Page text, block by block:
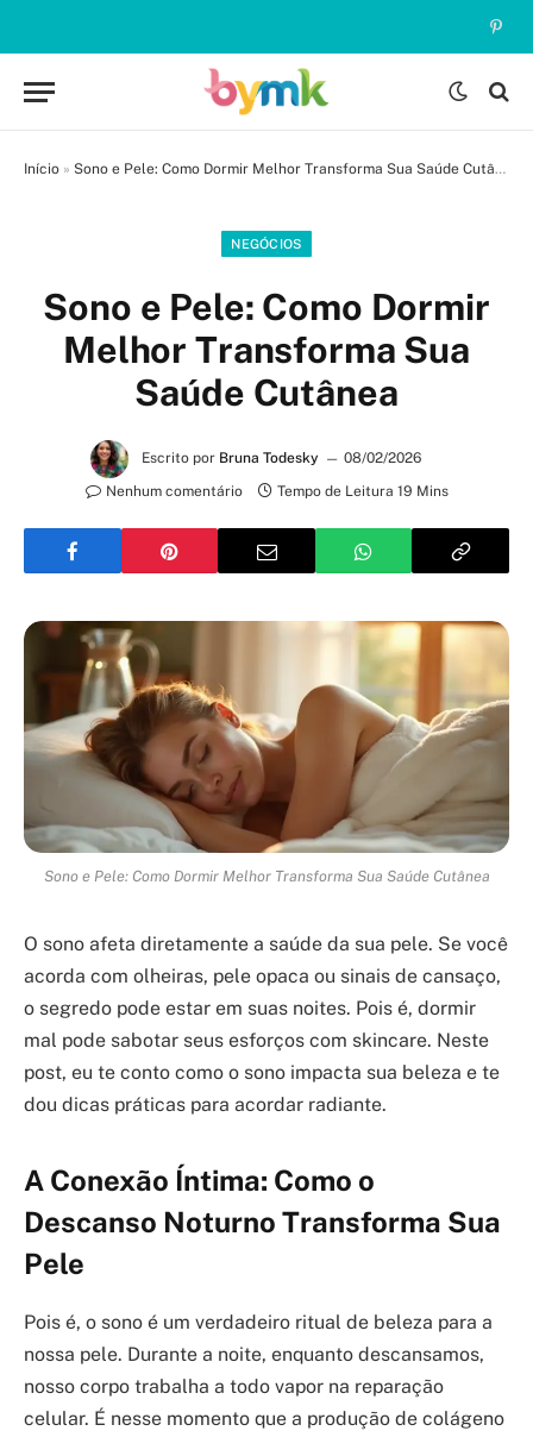
Início » Sono e Pele: Como Dormir Melhor Transforma Sua Saúde Cutânea
NEGÓCIOS
Sono e Pele: Como Dormir
Melhor Transforma Sua
Saúde Cutânea
Escrito por Bruna Todesky
08/02/2026
Nenhum comentário
Tempo de Leitura 19 Mins
Sono e Pele: Como Dormir Melhor Transforma Sua Saúde Cutânea
O sono afeta diretamente a saúde da sua pele. Se você
acorda com olheiras, pele opaca ou sinais de cansaço,
o segredo pode estar em suas noites. Pois é, dormir
mal pode sabotar seus esforços com skincare. Neste
post, eu te conto como o sono impacta sua beleza e te
dou dicas práticas para acordar radiante.
A Conexão Íntima: Como o
Descanso Noturno Transforma Sua
Pele
Pois é, o sono é um verdadeiro ritual de beleza para a
nossa pele. Durante a noite, enquanto descansamos,
nosso corpo trabalha a todo vapor na reparação
celular. É nesse momento que a produção de colágeno